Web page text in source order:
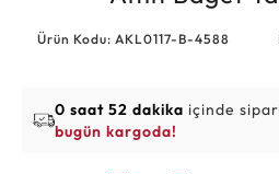
Ürün Kodu: AKL0117-B-4588
0 saat 52 dakika içinde
bugün kargoda!